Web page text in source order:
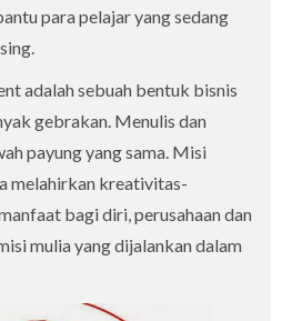
para pelajar yang sedang
adalah sebuah bentuk bisnis
gebrakan. Menulis dan
payung yang sama. Misi
melahirkan kreativitas-
bagi diri, perusahaan dan
mulia yang dijalankan dalam